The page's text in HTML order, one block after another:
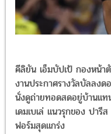
คีลิยัน เอ็มบัปเป้ กองหน้าตั
งานประกาศรางวัลบัลลง
นั่งดูถ่ายทอดสดอยู่บ้านแท
เดมเบเล่ แนวรุกของ ปารี
ฟอร์มสุดแกร่ง